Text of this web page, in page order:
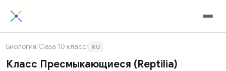
Биология/Clasa 10 класс/ RU
Класс Пресмыкающиеся (Reptilia)